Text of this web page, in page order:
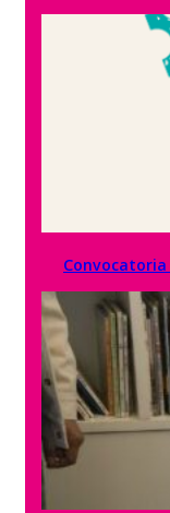
Convocatoria